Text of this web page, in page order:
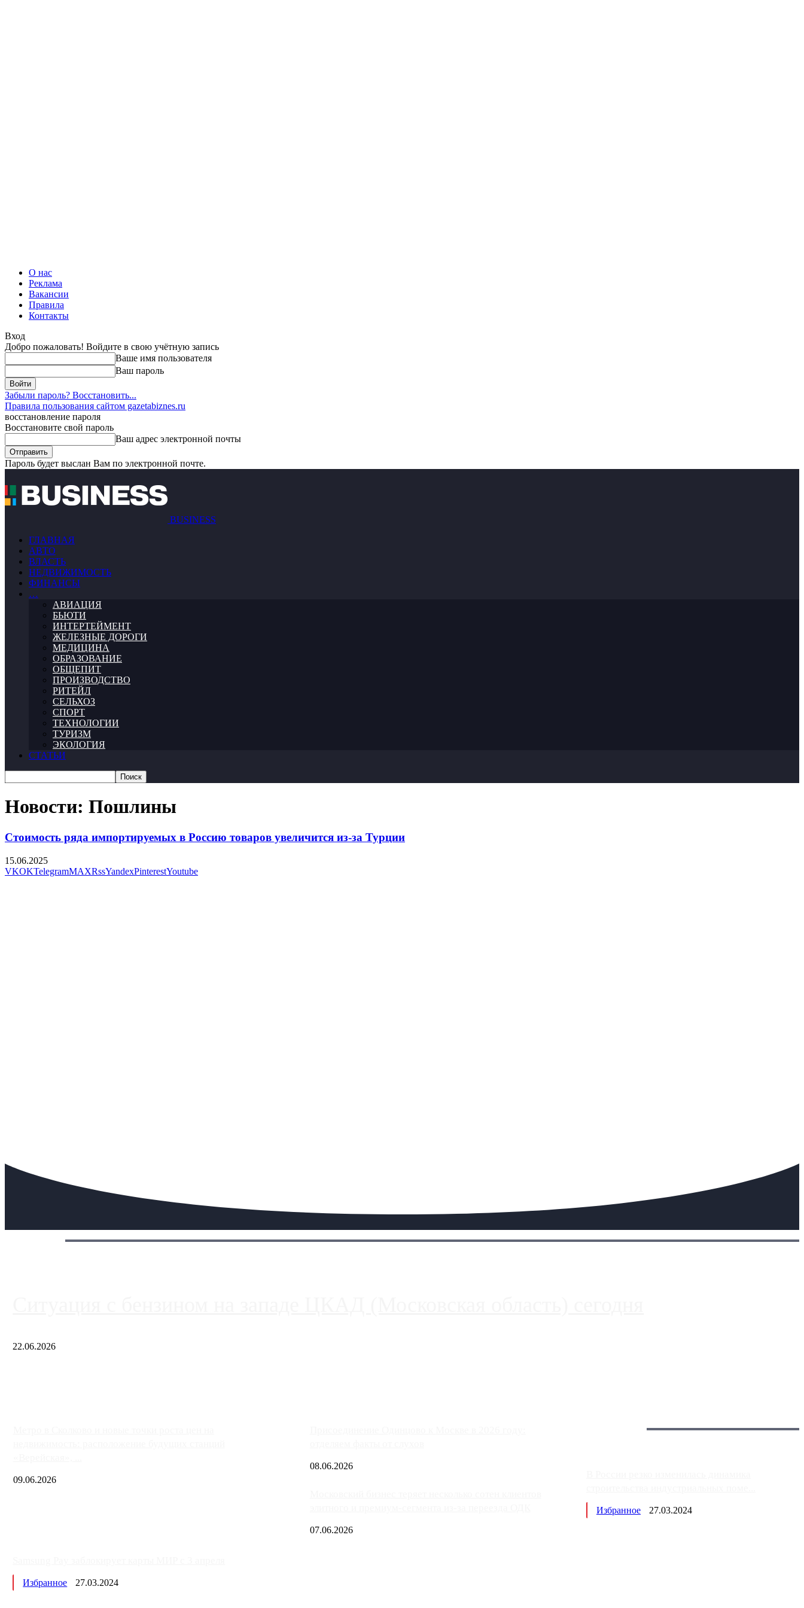
О нас
Реклама
Вакансии
Правила
Контакты
Вход
Добро пожаловать! Войдите в свою учётную запись
Ваше имя пользователя
Ваш пароль
Забыли пароль? Восстановить...
Правила пользования сайтом gazetabiznes.ru
восстановление пароля
Восстановите свой пароль
Ваш адрес электронной почты
Пароль будет выслан Вам по электронной почте.
BUSINESS
ГЛАВНАЯ
АВТО
ВЛАСТЬ
НЕДВИЖИМОСТЬ
ФИНАНСЫ
…
АВИАЦИЯ
БЬЮТИ
ИНТЕРТЕЙМЕНТ
ЖЕЛЕЗНЫЕ ДОРОГИ
МЕДИЦИНА
ОБРАЗОВАНИЕ
ОБЩЕПИТ
ПРОИЗВОДСТВО
РИТЕЙЛ
СЕЛЬХОЗ
СПОРТ
ТЕХНОЛОГИИ
ТУРИЗМ
ЭКОЛОГИЯ
СТАТЬИ
Новости: Пошлины
Стоимость ряда импортируемых в Россию товаров увеличится из-за Турции
15.06.2025
VKOKTelegramMAXRssYandexPinterestYoutube
22.06.2026
09.06.2026
08.06.2026
07.06.2026
Избранное 27.03.2024
Избранное 27.03.2024